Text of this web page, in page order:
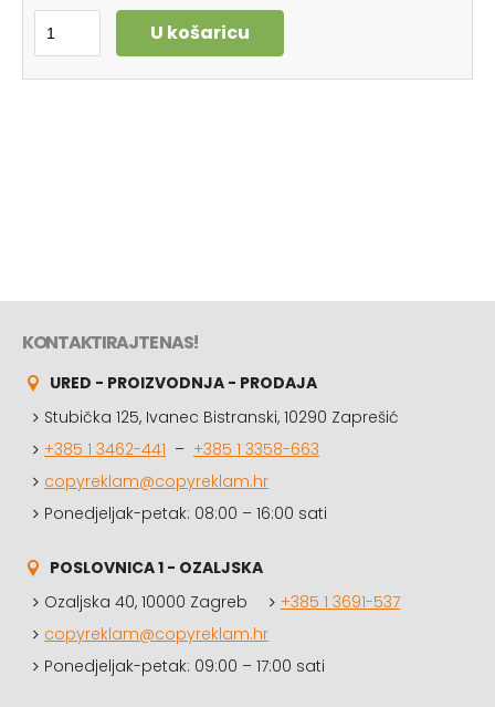
U košaricu
KONTAKTIRAJTE NAS!
URED - PROIZVODNJA - PRODAJA
Stubička 125, Ivanec Bistranski, 10290 Zaprešić
+385 1 3462-441 – +385 1 3358-663
copyreklam@copyreklam.hr
Ponedjeljak-petak: 08:00 – 16:00 sati
POSLOVNICA 1 - OZALJSKA
Ozaljska 40, 10000 Zagreb
+385 1 3691-537
copyreklam@copyreklam.hr
Ponedjeljak-petak: 09:00 – 17:00 sati